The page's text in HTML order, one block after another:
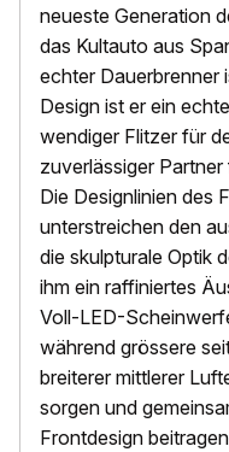
neueste Generation
das Kultauto aus
echter Dauerbrenner
Design ist er ein
wendiger Flitzer für
zuverlässiger
Die Designlinien des
unterstreichen den
die skulpturale Optik
ihm ein raffiniertes
Voll-LED-
während grössere
breiterer mittlerer
sorgen und
Frontdesign